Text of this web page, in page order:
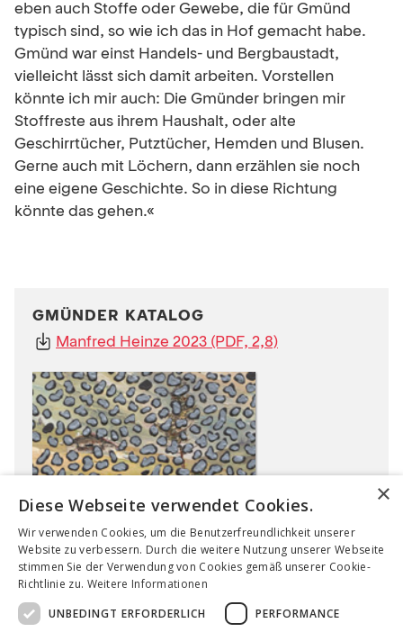
eben auch Stoffe oder Gewebe, die für Gmünd
typisch sind, so wie ich das in Hof gemacht habe.
Gmünd war einst Handels- und Bergbaustadt,
vielleicht lässt sich damit arbeiten. Vorstellen
könnte ich mir auch: Die Gmünder bringen mir
Stoffreste aus ihrem Haushalt, oder alte
Geschirrtücher, Putztücher, Hemden und Blusen.
Gerne auch mit Löchern, dann erzählen sie noch
eine eigene Geschichte. So in diese Richtung
könnte das gehen.«
GMÜNDER KATALOG
Manfred Heinze 2023 (PDF, 2,8)
WEBSEITE
www.manfredheinze.de
×
Diese Webseite verwendet Cookies.
Wir verwenden Cookies, um die Benutzerfreundlichkeit unserer
Website zu verbessern. Durch die weitere Nutzung unserer Webseite
stimmen Sie der Verwendung von Cookies gemäß unserer Cookie-
Richtlinie zu. Weitere Informationen
UNBEDINGT ERFORDERLICH
PERFORMANCE